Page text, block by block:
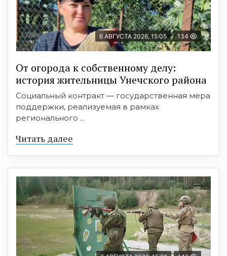
6 АВГУСТА 2026, 15:05 134
От огорода к собственному делу:
история жительницы Унечского района
Социальный контракт — государственная мера
поддержки, реализуемая в рамках
регионального ...
Читать далее